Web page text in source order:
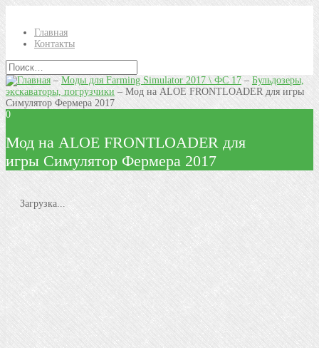
Главная
Контакты
–Моды для Farming Simulator 2017 \ ФС 17– Бульдозеры,
экскаваторы, погрузчики – Мод на ALOE FRONTLOADER для игры
Симулятор Фермера 2017
0
Мод на ALOE FRONTLOADER для
игры Симулятор Фермера 2017
Загрузка...